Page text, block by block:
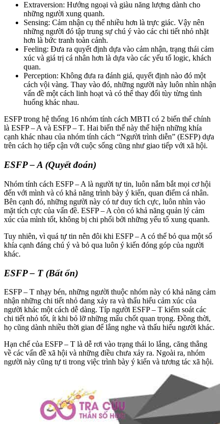
Extraversion: Hướng ngoại và giàu năng lượng dành cho
những người xung quanh.
Sensing: Cảm nhận cụ thể nhiều hơn là trực giác. Vậy nên
những người đó tập trung sự chú ý vào các chi tiết nhỏ nhặt
hơn là bức tranh toàn cảnh.
Feeling: Đưa ra quyết định dựa vào cảm nhận, trạng thái cảm
xúc và giá trị cá nhân hơn là dựa vào các yếu tố logic, khách
quan.
Perception: Không đưa ra đánh giá, quyết định nào đó một
cách vội vàng. Thay vào đó, những người này luôn nhìn nhận
vấn đề một cách linh hoạt và có thể thay đổi tùy từng tình
huống khác nhau.
ESFP trong hệ thống 16 nhóm tính cách MBTI có 2 biến thể chính
là ESFP – A và ESFP – T. Hai biến thể này thể hiện những khía
cạnh khác nhau của nhóm tính cách “Người trình diễn” (ESFP) dựa
trên cách họ tiếp cận với cuộc sống cũng như giao tiếp với xã hội.
ESFP – A (Quyết đoán)
Nhóm tính cách ESFP – A là người tự tin, luôn nắm bắt mọi cơ hội
đến với mình và có khả năng trình bày ý kiến, quan điểm cá nhân.
Bên cạnh đó, những người này có tư duy tích cực, luôn nhìn vào
mặt tích cực của vấn đề. ESFP – A còn có khả năng quản lý cảm
xúc của mình tốt, không bị chi phối bởi những yếu tố xung quanh.
Tuy nhiên, vì quá tự tin nên đôi khi ESFP – A có thể bỏ qua một số
khía cạnh đáng chú ý và bỏ qua luôn ý kiến đóng góp của người
khác.
ESFP – T (Bất ổn)
ESFP – T nhạy bén, những người thuộc nhóm này có khả năng cảm
nhận những chi tiết nhỏ đang xảy ra và thấu hiểu cảm xúc của
người khác một cách dễ dàng. Típ người ESFP – T kiểm soát các
chi tiết nhỏ tốt, ít khi bỏ lỡ những mấu chốt quan trọng. Đồng thời,
họ cũng dành nhiều thời gian để lắng nghe và thấu hiểu người khác.
Hạn chế của ESFP – T là dễ rơi vào trạng thái lo lắng, căng thẳng
về các vấn đề xã hội và những điều chưa xảy ra. Ngoài ra, nhóm
người này cũng tự ti trong việc trình bày ý kiến và tương tác xã hội.